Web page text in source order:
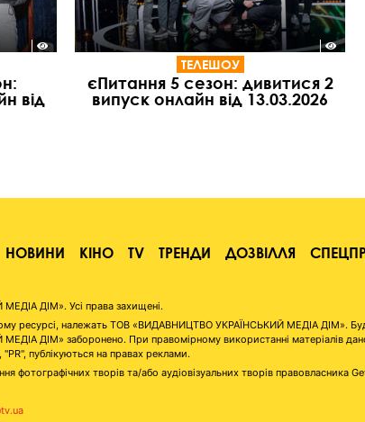
від
ТЕЛЕШОУ
єПитання 5 сезон: дивитися 2
випуск онлайн від 13.03.2026
НОВИНИ КІНО TV ТРЕНДИ ДОЗВІЛЛЯ
ДІМ». Усі права захищені.
ресурсі, належать ТОВ «ВИДАВНИЦТВО УКРАЇНСЬКИЙ МЕДІА ДІМ».
ДІМ» заборонено. При правомірному використанні матеріалів
публікуються на правах реклами.
фотографічних творів та/або аудіовізуальних творів правовласника